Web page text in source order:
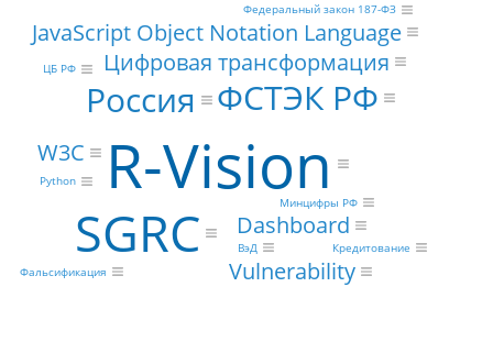
R-Vision
SGRC
ФСТЭК РФ
Россия
Цифровая трансформация
Dashboard
Vulnerability
JavaScript Object Notation Language
W3C
ЦБ РФ
Минцифры РФ
Python
Фальсификация
Федеральный закон 187-ФЗ
Кредитование
ВэД